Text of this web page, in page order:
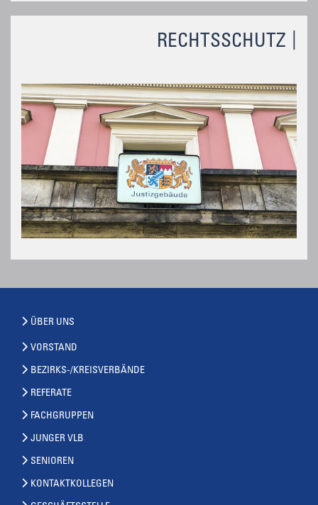
RECHTSSCHUTZ
ÜBER UNS
VORSTAND
BEZIRKS-/KREISVERBÄNDE
REFERATE
FACHGRUPPEN
JUNGER VLB
SENIOREN
KONTAKTKOLLEGEN